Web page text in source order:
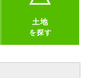
土地
を探す